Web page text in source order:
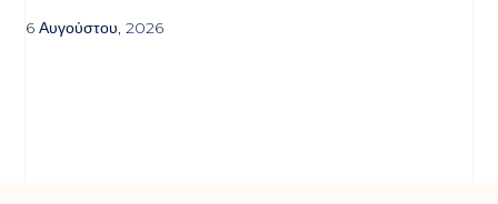
6 Αυγούστου, 2026